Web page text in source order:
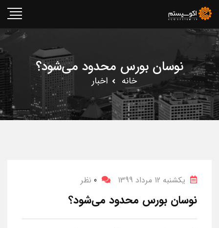
نوسان بورس محدود می‌شود؟
خانه اخبار
یکشنبه 12 مرداد 1399 0 نظر
نوسان بورس محدود می‌شود؟